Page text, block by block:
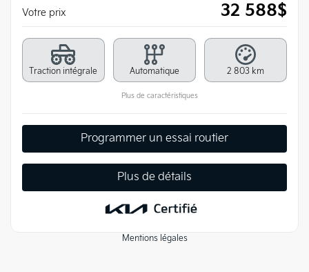
Votre prix
32 588$
Traction intégrale Automatique 2 803 km
Plus de caractéristiques
Programmer un essai routier
Plus de détails
Mentions légales